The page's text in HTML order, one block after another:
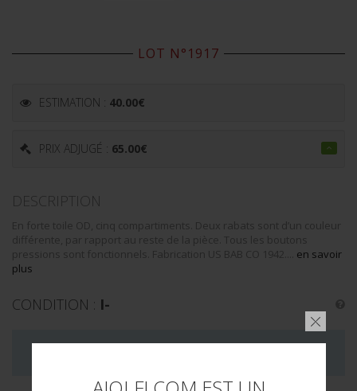
LOT N°1917
ESTIMATION : 40.00€
PRIX ADJUGÉ : 65.00€
DESCRIPTION
En forte toile OD, cinq compartiments. Deux rabats sont d’un couleur
différente, par rapport au reste de la pièce. Tous les boutons
pressions sont fonctionnels. Fabrication US BAB CO 1942.... en savoir
plus
CONDITION : I-